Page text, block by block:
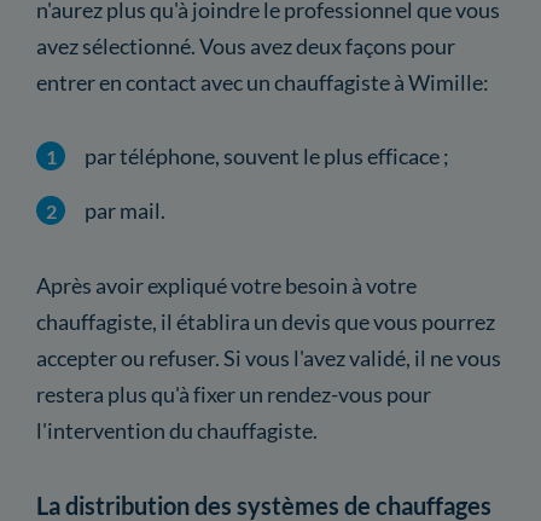
n'aurez plus qu'à joindre le professionnel que vous
avez sélectionné. Vous avez deux façons pour
entrer en contact avec un chauffagiste à Wimille:
par téléphone, souvent le plus efficace ;
par mail.
Après avoir expliqué votre besoin à votre
chauffagiste, il établira un devis que vous pourrez
accepter ou refuser. Si vous l'avez validé, il ne vous
restera plus qu'à fixer un rendez-vous pour
l'intervention du chauffagiste.
La distribution des systèmes de chauffages